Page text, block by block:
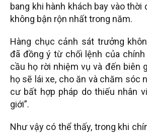
bang khi hành khách bay vào thời
không bận rộn nhất trong năm.
Hàng chục cảnh sát trưởng
đã đồng ý từ chối lệnh của chính
cầu họ rời nhiệm vụ và đến biên
họ sẽ lái xe, cho ăn và chăm sóc
cư bất hợp pháp do thiếu nhân
giới”.
Như vậy có thể thấy, trong khi